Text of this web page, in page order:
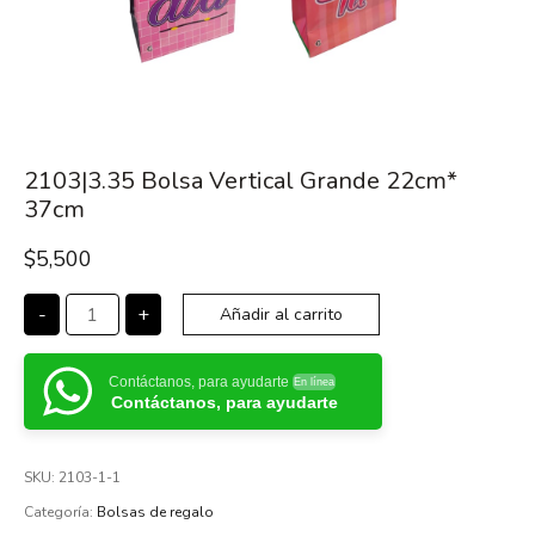
2103|3.35 Bolsa Vertical Grande 22cm*
37cm
$5,500
- + Añadir al carrito
Contáctanos, para ayudarte En línea
Contáctanos, para ayudarte
SKU: 2103-1-1
Categoría: Bolsas de regalo